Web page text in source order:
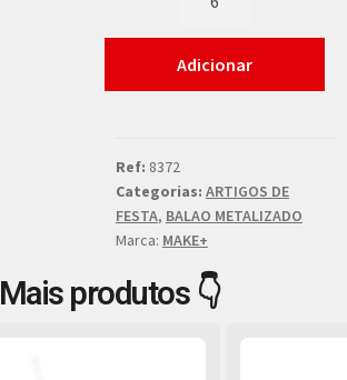
Adicionar
Ref: 8372
Categorias: ARTIGOS DE
FESTA, BALAO METALIZADO
Marca: MAKE+
Mais produtos 👇